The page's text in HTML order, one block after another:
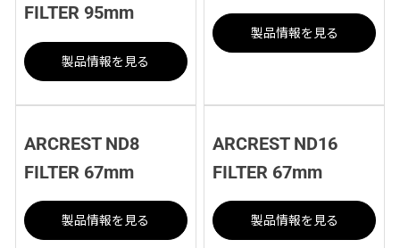
FILTER 95mm
製品情報を見る
製品情報を見る
ARCREST ND8
FILTER 67mm
製品情報を見る
ARCREST ND16
FILTER 67mm
製品情報を見る